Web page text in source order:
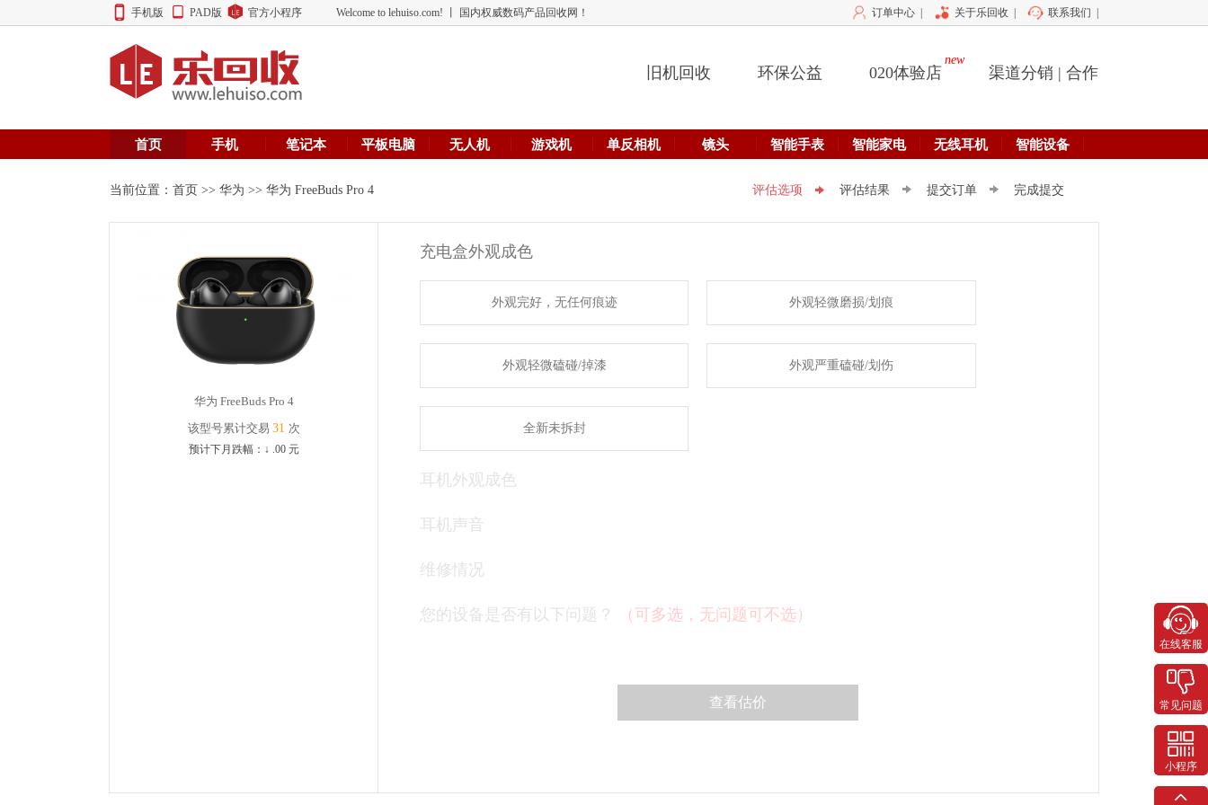
手机版 PAD版 官方小程序 Welcome to lehuiso.com! 丨 国内权威数码产品回收网！ 联系我们
关于乐回收
订单中心
旧机回收 环保公益 020体验店
new
渠道分销 | 合作
首页 手机 笔记本 平板电脑 无人机 游戏机 单反相机 镜头 智能手表 智能家电 无线耳机 智能设备
当前位置： 首页 >> 华为 >> 华为 FreeBuds Pro 4 评估选项 评估结果 提交订单 完成提交
华为 FreeBuds Pro 4
该型号累计交易 31 次
预计下月跌幅： ↓ .00元
充电盒外观成色
外观完好，无任何痕迹 外观轻微磨损/划痕
外观轻微磕碰/掉漆 外观严重磕碰/划伤
全新未拆封
耳机外观成色
耳机声音
维修情况
您的设备是否有以下问题？ （可多选，无问题可不选）
在线客服
常见问题
小程序